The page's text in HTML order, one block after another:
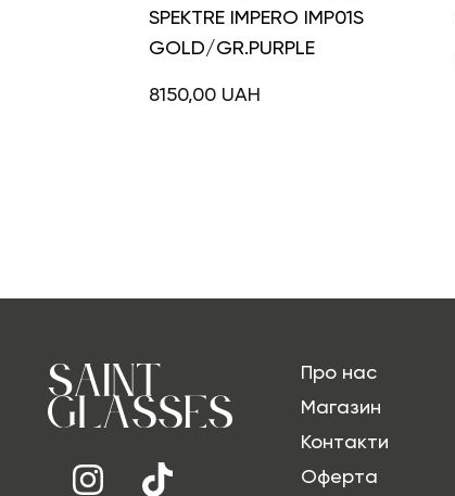
SPEKTRE IMPERO IMP01S
GOLD/GR.PURPLE
8150,00 UAH
Про нас
Магазин
Контакти
Оферта